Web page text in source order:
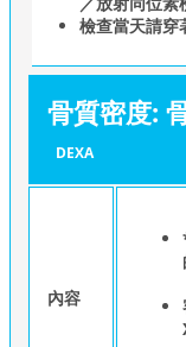
檢查當天請穿
骨質密度:
DEXA
內容